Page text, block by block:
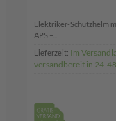
Elektriker-Schutzhelm
APS –...
Lieferzeit: Im
versandbereit in 24-